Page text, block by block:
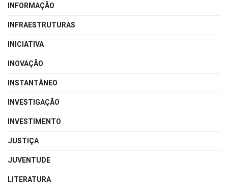
INFORMAÇÃO
INFRAESTRUTURAS
INICIATIVA
INOVAÇÃO
INSTANTÂNEO
INVESTIGAÇÃO
INVESTIMENTO
JUSTIÇA
JUVENTUDE
LITERATURA